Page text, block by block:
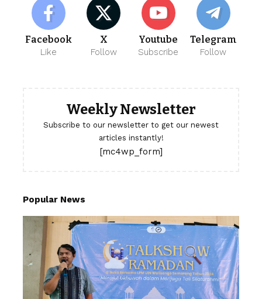
Facebook
Like
X
Follow
Youtube
Subscribe
Telegram
Follow
Weekly Newsletter
Subscribe to our newsletter to get our newest
articles instantly!
[mc4wp_form]
Popular News